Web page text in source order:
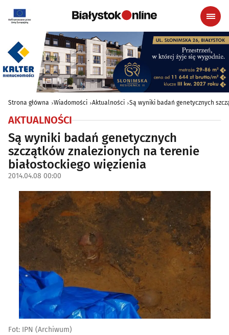
Strona główna Wiadomości Aktualności Są wyniki badań genetycznych
AKTUALNOŚCI
Są wyniki badań genetycznych
szczątków znalezionych na terenie
białostockiego więzienia
2014.04.08 00:00
Fot: IPN (Archiwum)